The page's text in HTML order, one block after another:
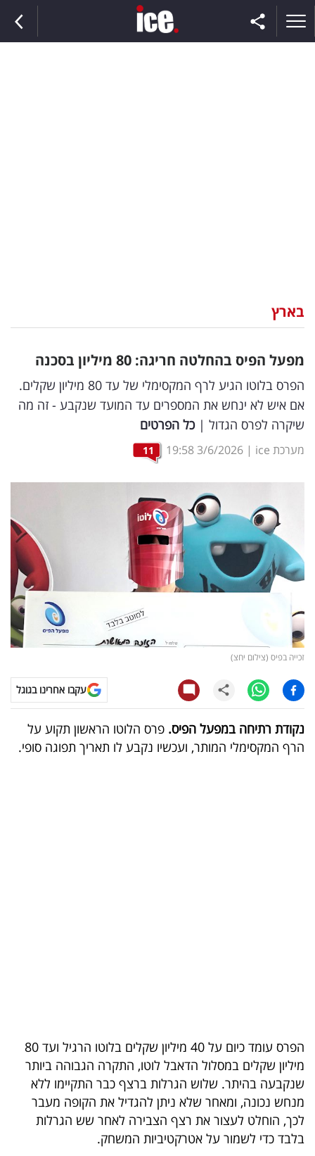
וצרכנות
וטק
שיווק
ופרסום
משפט
מדדים
ומחקרים
דעות
עסקית
קריפטו
ויראלי
טלוויזיה
עסקי
תיירות
TOP-
5
המילון
בארץ
מפעל הפיס בהחלטה חריגה: 80 מיליון בסכנה
הפרס בלוטו הגיע לרף המקסימלי של עד 80 מיליון שקלים.
אם איש לא ינחש את המספרים עד המועד שנקבע - זה מה
שיקרה לפרס הגדול |כל הפרטים
מערכת ice |
3/6/2026
19:58
11
זכייה בפיס (צילום יחצ)
עקבו אחרינו בגוגל
נקודת רתיחה במפעל הפיס. פרס הלוטו הראשון תקוע על
הרף המקסימלי המותר, ועכשיו נקבע לו תאריך תפוגה סופי.
הפרס עומד כיום על 40 מיליון שקלים בלוטו הרגיל ועד 80
מיליון שקלים במסלול הדאבל לוטו, התקרה הגבוהה ביותר
שנקבעה בהיתר. שלוש הגרלות ברצף כבר התקיימו ללא
מנחש נכונה, ומאחר שלא ניתן להגדיל את הקופה מעבר
לכך, הוחלט לעצור את רצף הצבירה לאחר שש הגרלות
בלבד כדי לשמור על אטרקטיביות המשחק.